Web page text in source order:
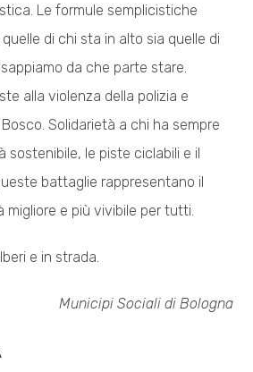
Le formule semplicistiche
di chi sta in alto sia quelle di
da che parte stare.
alla violenza della polizia e
Solidarietà a chi ha sempre
sostenibile, le piste ciclabili e il
battaglie rappresentano il
migliore e più vivibile per tutti.
e in strada.
Municipi Sociali di Bologna